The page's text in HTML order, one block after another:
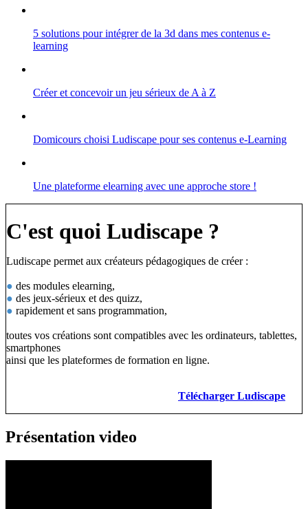
5 solutions pour intégrer de la 3d dans mes contenus e-
learning
Créer et concevoir un jeu sérieux de A à Z
Domicours choisi Ludiscape pour ses contenus e-Learning
Une plateforme elearning avec une approche store !
C'est quoi Ludiscape ?
Ludiscape permet aux créateurs pédagogiques de créer :
● des modules elearning,
● des jeux-sérieux et des quizz,
● rapidement et sans programmation,
toutes vos créations sont compatibles avec les ordinateurs, tablettes,
smartphones
ainsi que les plateformes de formation en ligne.
Télécharger Ludiscape
Présentation video